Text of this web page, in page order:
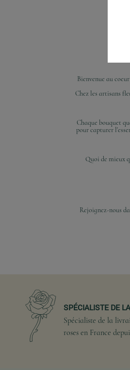
Bienvenue au
Chez les artisans
Chaque bouquet
pour capturer
Quoi de mieux
Rejoignez-nous
SPÉCIALISTE DE
Spécialiste de la
roses en France